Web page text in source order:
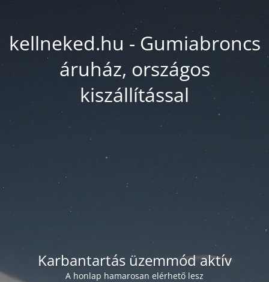
kellneked.hu - Gumiabroncs
áruház, országos
kiszállítással
Karbantartás üzemmód aktív
A honlap hamarosan elérhető lesz